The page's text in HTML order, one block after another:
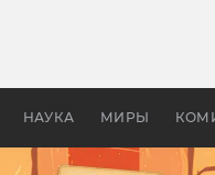
НАУКА МИРЫ
бы «Властелина колец»